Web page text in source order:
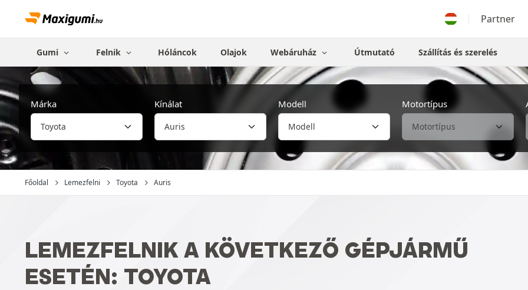
Partner
Gumi Felnik Hóláncok Olajok Webáruház Útmutató Szállítás és szerelés
Márka Kínálat Modell Motortípus
Főoldal Lemezfelni Toyota Auris
LEMEZFELNIK A KÖVETKEZŐ GÉPJÁRMŰ
ESETÉN: TOYOTA